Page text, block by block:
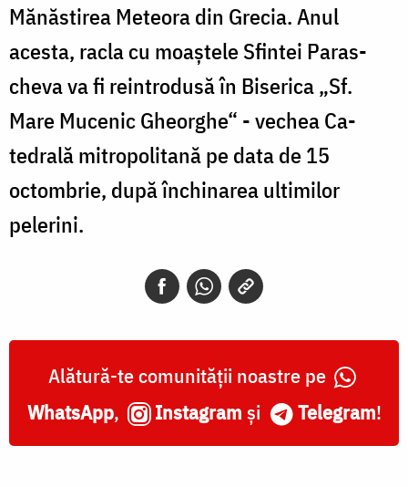
Mănăstirea Meteora din Grecia. Anul
acesta, racla cu moaştele Sfintei Paras­
cheva va fi reintrodusă în Biserica „Sf.
Mare Mucenic Gheorghe“ - vechea Ca­
tedrală mitropolitană pe data de 15
octombrie, după închinarea ultimilor
pelerini.
Alătură-te comunității noastre pe
WhatsApp, Instagram și Telegram!